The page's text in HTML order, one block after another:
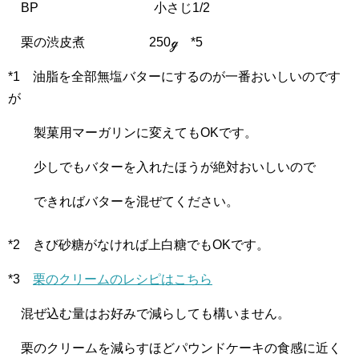
BP 小さじ1/2
栗の渋皮煮 250ℊ *5
*1 油脂を全部無塩バターにするのが一番おいしいのです
が
製菓用マーガリンに変えてもOKです。
少しでもバターを入れたほうが絶対おいしいので
できればバターを混ぜてください。
*2 きび砂糖がなければ上白糖でもOKです。
*3 栗のクリームのレシピはこちら
混ぜ込む量はお好みで減らしても構いません。
栗のクリームを減らすほどパウンドケーキの食感に近く